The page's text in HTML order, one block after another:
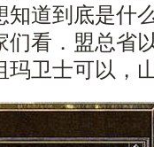
知道到底是什
们看．盟总省
玛卫士可以，